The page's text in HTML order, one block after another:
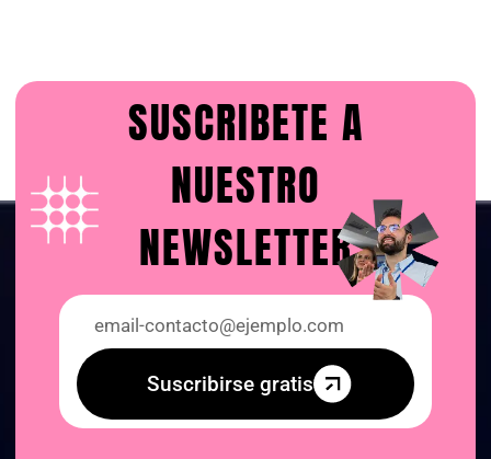
SUSCRIBETE A
NUESTRO
NEWSLETTER
Suscribirse gratis